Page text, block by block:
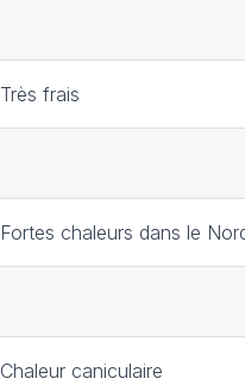
Très frais
Fortes chaleurs dans le
Chaleur caniculaire